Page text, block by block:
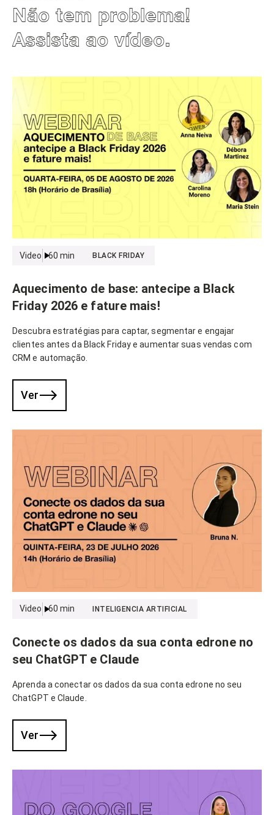
Não tem problema!
Assista ao vídeo.
Video 60 min BLACK FRIDAY
Aquecimento de base: antecipe a Black
Friday 2026 e fature mais!
Descubra estratégias para captar, segmentar e engajar
clientes antes da Black Friday e aumentar suas vendas com
CRM e automação.
Ver
Video 60 min INTELIGENCIA ARTIFICIAL
Conecte os dados da sua conta edrone no
seu ChatGPT e Claude
Aprenda a conectar os dados da sua conta edrone no seu
ChatGPT e Claude.
Ver